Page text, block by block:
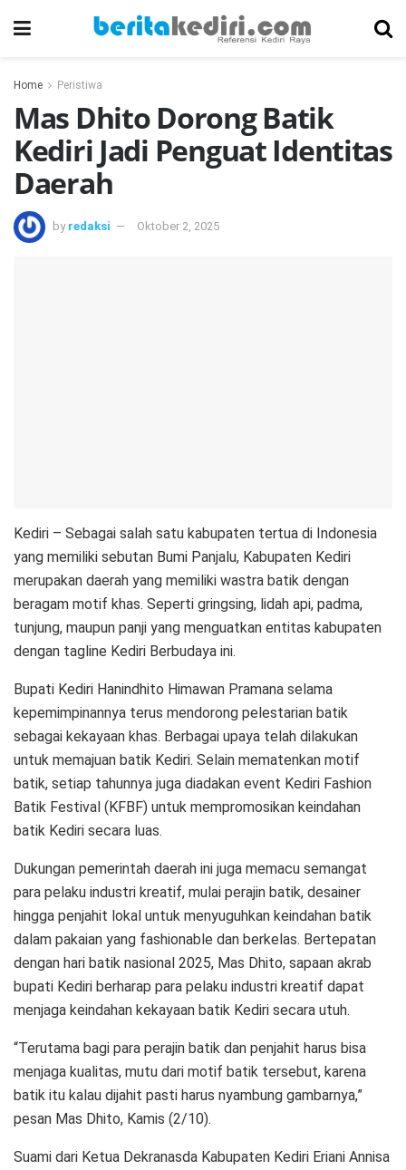
Home Peristiwa
Mas Dhito Dorong Batik
Kediri Jadi Penguat Identitas
Daerah
by redaksi Oktober 2, 2025
Kediri – Sebagai salah satu kabupaten tertua di Indonesia
yang memiliki sebutan Bumi Panjalu, Kabupaten Kediri
merupakan daerah yang memiliki wastra batik dengan
beragam motif khas. Seperti gringsing, lidah api, padma,
tunjung, maupun panji yang menguatkan entitas kabupaten
dengan tagline Kediri Berbudaya ini.
Bupati Kediri Hanindhito Himawan Pramana selama
kepemimpinannya terus mendorong pelestarian batik
sebagai kekayaan khas. Berbagai upaya telah dilakukan
untuk memajuan batik Kediri. Selain mematenkan motif
batik, setiap tahunnya juga diadakan event Kediri Fashion
Batik Festival (KFBF) untuk mempromosikan keindahan
batik Kediri secara luas.
Dukungan pemerintah daerah ini juga memacu semangat
para pelaku industri kreatif, mulai perajin batik, desainer
hingga penjahit lokal untuk menyuguhkan keindahan batik
dalam pakaian yang fashionable dan berkelas. Bertepatan
dengan hari batik nasional 2025, Mas Dhito, sapaan akrab
bupati Kediri berharap para pelaku industri kreatif dapat
menjaga keindahan kekayaan batik Kediri secara utuh.
“Terutama bagi para perajin batik dan penjahit harus bisa
menjaga kualitas, mutu dari motif batik tersebut, karena
batik itu kalau dijahit pasti harus nyambung gambarnya,”
pesan Mas Dhito, Kamis (2/10).
Suami dari Ketua Dekranasda Kabupaten Kediri Eriani Annisa